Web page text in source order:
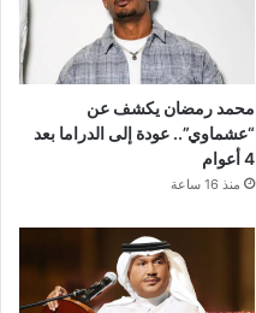
محمد رمضان يكشف عن
“عشماوي”.. عودة إلى الدراما بعد
4 أعوام
منذ 16 ساعة